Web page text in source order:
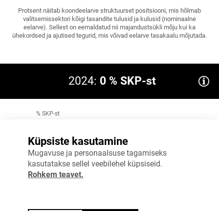
Protsent näitab koondeelarve struktuurset positsiooni, mis hõlmab
valitsemissektori kõigi tasandite tulusid ja kulusid (nominaalne
eelarve). Sellest on eemaldatud nii majandustsükli mõju kui ka
ühekordsed ja ajutised tegurid, mis võivad eelarve tasakaalu mõjutada.
2024: 0 % SKP-st
% SKP-st
-0,5
-0,25
Küpsiste kasutamine
Mugavuse ja personaalsuse tagamiseks
kasutatakse sellel veebilehel küpsiseid.
Rohkem teavet.